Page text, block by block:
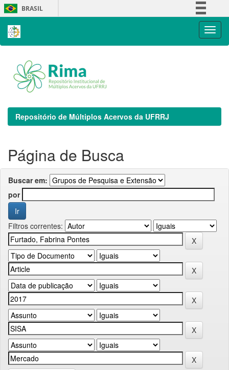
Skip
navigation
BRASIL
Repositório de Múltiplos Acervos da UFRRJ
Página de Busca
Buscar em:
por
Filtros correntes: